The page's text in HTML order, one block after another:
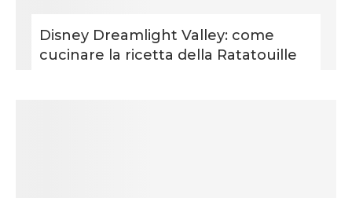
Disney Dreamlight Valley: come
cucinare la ricetta della Ratatouille